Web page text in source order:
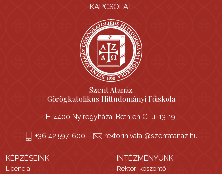
KAPCSOLAT
Szent Atanáz
Görögkatolikus Hittudományi Főiskola
H-4400 Nyíregyháza, Bethlen G. u. 13-19.
+36 42 597-600 rektorihivatal@szentatanaz.hu
KÉPZÉSEINK
Licencia
INTÉZMÉNYÜNK
Rektori köszöntő